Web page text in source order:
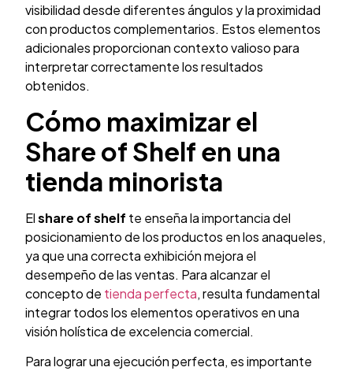
visibilidad desde diferentes ángulos y la proximidad
con productos complementarios. Estos elementos
adicionales proporcionan contexto valioso para
interpretar correctamente los resultados
obtenidos.
Cómo maximizar el
Share of Shelf en una
tienda minorista
Elshare of shelf te enseña la importancia del
posicionamiento de los productos en los anaqueles,
ya que una correcta exhibición mejora el
desempeño de las ventas. Para alcanzar el
concepto de tienda perfecta, resulta fundamental
integrar todos los elementos operativos en una
visión holística de excelencia comercial.
Para lograr una ejecución perfecta, es importante